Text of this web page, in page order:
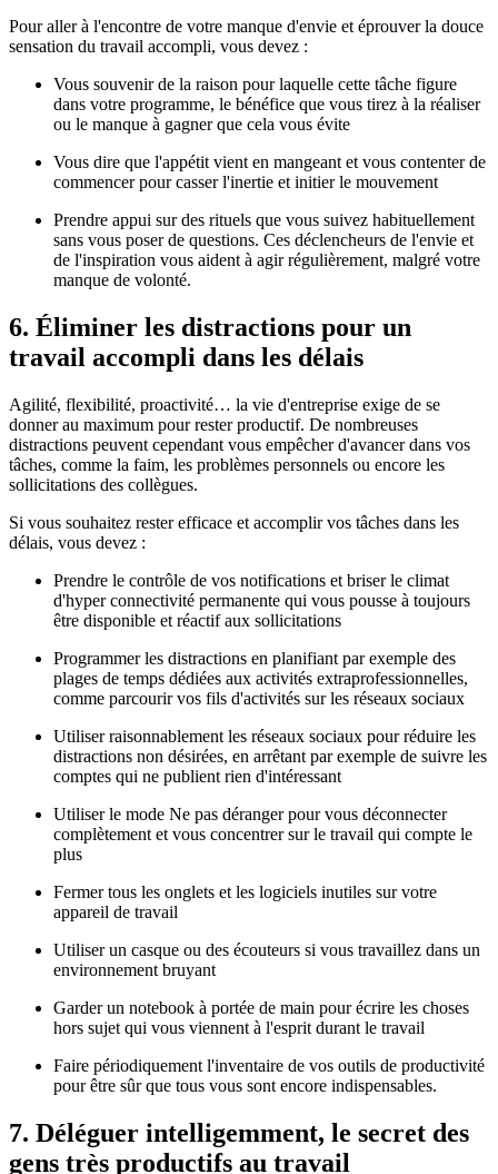
Pour aller à l'encontre de votre manque d'envie et éprouver la douce
sensation du travail accompli, vous devez :
Vous souvenir de la raison pour laquelle cette tâche figure
dans votre programme, le bénéfice que vous tirez à la réaliser
ou le manque à gagner que cela vous évite
Vous dire que l'appétit vient en mangeant et vous contenter de
commencer pour casser l'inertie et initier le mouvement
Prendre appui sur des rituels que vous suivez habituellement
sans vous poser de questions. Ces déclencheurs de l'envie et
de l'inspiration vous aident à agir régulièrement, malgré votre
manque de volonté.
6. Éliminer les distractions pour un
travail accompli dans les délais
Agilité, flexibilité, proactivité… la vie d'entreprise exige de se
donner au maximum pour rester productif. De nombreuses
distractions peuvent cependant vous empêcher d'avancer dans vos
tâches, comme la faim, les problèmes personnels ou encore les
sollicitations des collègues.
Si vous souhaitez rester efficace et accomplir vos tâches dans les
délais, vous devez :
Prendre le contrôle de vos notifications et briser le climat
d'hyper connectivité permanente qui vous pousse à toujours
être disponible et réactif aux sollicitations
Programmer les distractions en planifiant par exemple des
plages de temps dédiées aux activités extraprofessionnelles,
comme parcourir vos fils d'activités sur les réseaux sociaux
Utiliser raisonnablement les réseaux sociaux pour réduire les
distractions non désirées, en arrêtant par exemple de suivre les
comptes qui ne publient rien d'intéressant
Utiliser le mode Ne pas déranger pour vous déconnecter
complètement et vous concentrer sur le travail qui compte le
plus
Fermer tous les onglets et les logiciels inutiles sur votre
appareil de travail
Utiliser un casque ou des écouteurs si vous travaillez dans un
environnement bruyant
Garder un notebook à portée de main pour écrire les choses
hors sujet qui vous viennent à l'esprit durant le travail
Faire périodiquement l'inventaire de vos outils de productivité
pour être sûr que tous vous sont encore indispensables.
7. Déléguer intelligemment, le secret des
gens très productifs au travail